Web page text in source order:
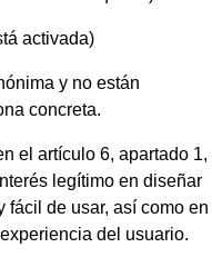
activada)
y no están
concreta.
el artículo 6, apartado 1,
legítimo en diseñar
fácil de usar, así como en
del usuario.